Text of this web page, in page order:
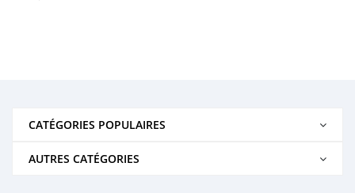
CATÉGORIES POPULAIRES
AUTRES CATÉGORIES